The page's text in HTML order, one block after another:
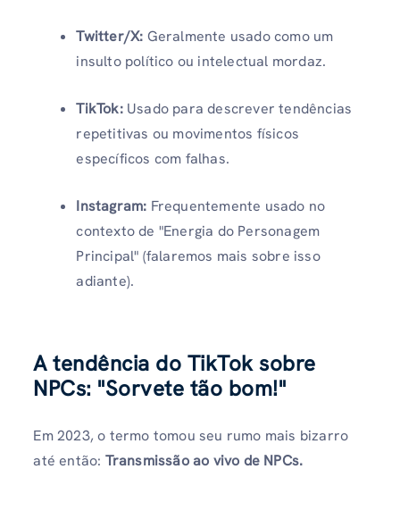
Twitter/X: Geralmente usado como um
insulto político ou intelectual mordaz.
TikTok:Usado para descrever tendências
repetitivas ou movimentos físicos
específicos com falhas.
Instagram: Frequentemente usado no
contexto de "Energia do Personagem
Principal" (falaremos mais sobre isso
adiante).
A tendência do TikTok sobre
NPCs: "Sorvete tão bom!"
Em 2023, o termo tomou seu rumo mais bizarro
até então: Transmissão ao vivo de NPCs.